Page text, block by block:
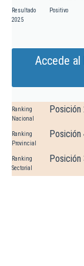
Resultado
2025
Positivo
Accede
Ranking
Nacional
Ranking
Provincial
Ranking
Sectorial